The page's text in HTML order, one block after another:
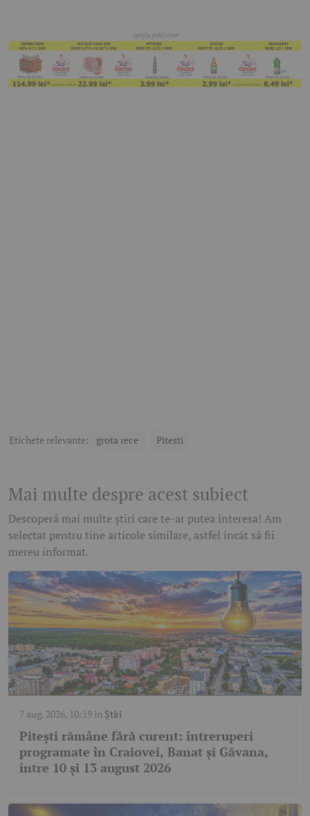
Etichete relevante: grota rece Pitesti
Mai multe despre acest subiect
Descoperă mai multe știri care te-ar putea interesa! Am
selectat pentru tine articole similare, astfel încât să fii
mereu informat.
7 aug. 2026, 10:19în Știri
Pitești rămâne fără curent: întreruperi
programate în Craiovei, Banat și Găvana,
între 10 și 13 august 2026